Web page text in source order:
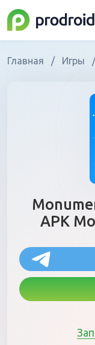
Главная / Игры /
APK